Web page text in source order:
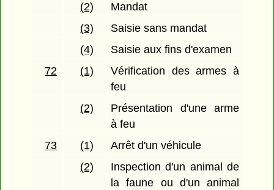
(2)
Mandat
(3)
Saisie sans mandat
(4)
Saisie aux fins d'examen
72
(1)
Vérification des armes à
feu
(2)
Présentation d'une arme
à feu
73
(1)
Arrêt d'un véhicule
(2)
Inspection d'un animal de
la faune ou d'un animal